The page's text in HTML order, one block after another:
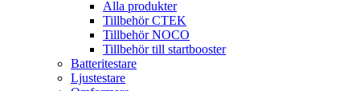
Alla produkter
Tillbehör CTEK
Tillbehör NOCO
Tillbehör till startbooster
Batteritestare
Ljustestare